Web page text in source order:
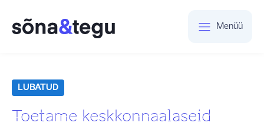
Menüü
LUBATUD
Toetame keskkonnaalaseid